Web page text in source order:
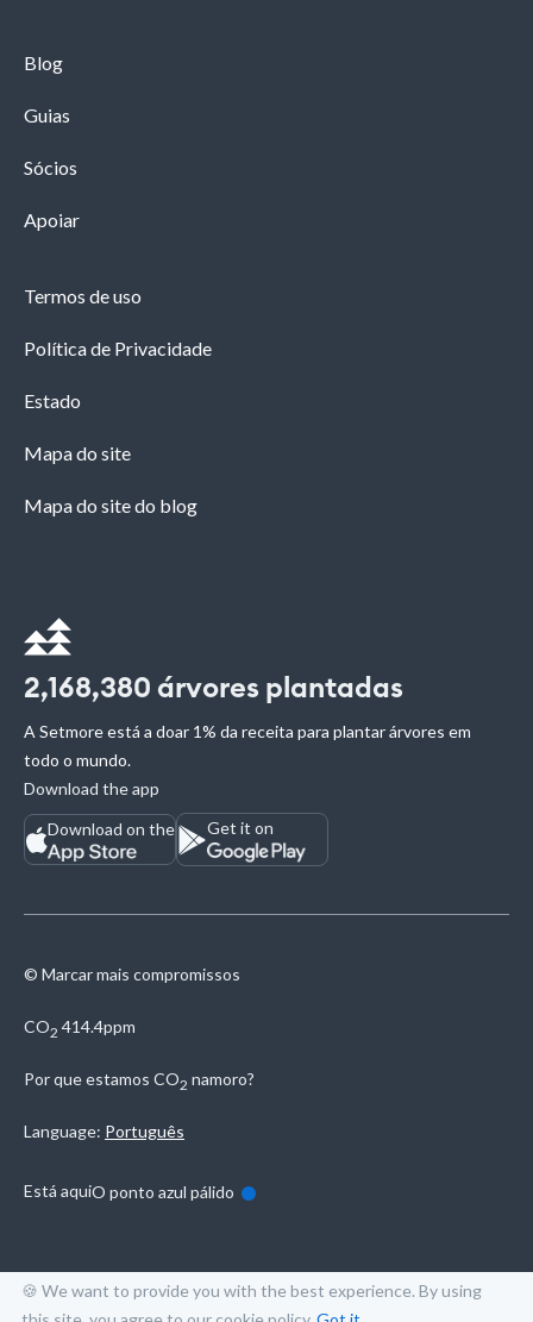
Blog
Guias
Sócios
Apoiar
Termos de uso
Política de Privacidade
Estado
Mapa do site
Mapa do site do blog
2,168,380 árvores plantadas
A Setmore está a doar 1% da receita para plantar árvores em
todo o mundo.
Download the app
Download on the
Get it on
© Marcar mais compromissos
CO2 414.4ppm
Por que estamos CO2 namoro?
Language: Português
Está aquiO ponto azul pálido
🍪 We want to provide you with the best experience. By using